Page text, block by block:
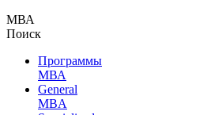
МВА
Поиск
Программы
МВА
General
MBA